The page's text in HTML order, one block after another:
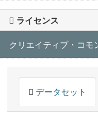
ライセンス
クリエイティブ・コモ
データセット